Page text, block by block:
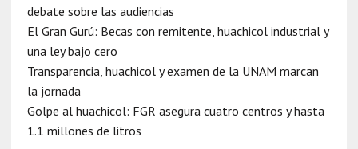
debate sobre las audiencias
El Gran Gurú: Becas con remitente, huachicol industrial y
una ley bajo cero
Transparencia, huachicol y examen de la UNAM marcan
la jornada
Golpe al huachicol: FGR asegura cuatro centros y hasta
1.1 millones de litros